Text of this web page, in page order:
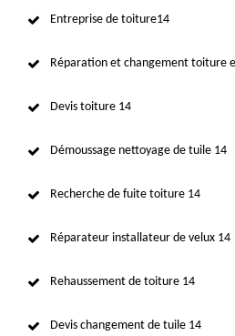
Entreprise de toiture14
Réparation et changement toiture
Devis toiture 14
Démoussage nettoyage de tuile 14
Recherche de fuite toiture 14
Réparateur installateur de velux 14
Rehaussement de toiture 14
Devis changement de tuile 14